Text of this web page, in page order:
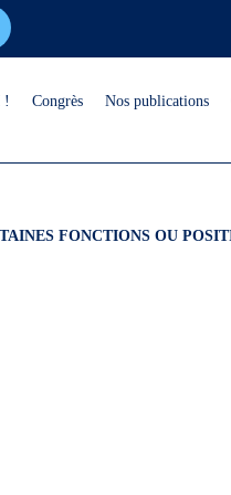
! Congrès Nos publications
FONCTIONS OU